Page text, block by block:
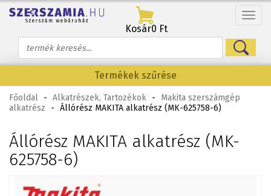
Menü
Kosár0 Ft
Termékek szűrése
Főoldal - Alkatrészek, Tartozékok -
Makita szerszámgép
alkatrész
- Állórész MAKITA alkatrész (MK-625758-6)
Állórész MAKITA alkatrész (MK-
625758-6)